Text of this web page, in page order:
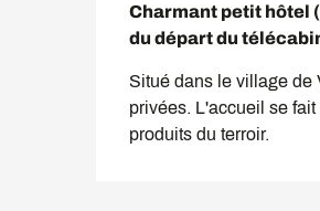
Charmant petit hôtel
du départ du
Situé dans le village de
privées. L'accueil se
produits du terroir.